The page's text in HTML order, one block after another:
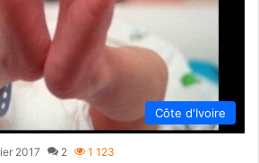
Côte d'Ivoire
2017 2 1 123